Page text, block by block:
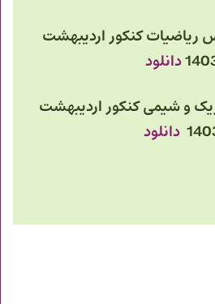
ریاضیات کنکور اردیبهشت
دانلود
و شیمیکنکور اردیبهشت
دانلود